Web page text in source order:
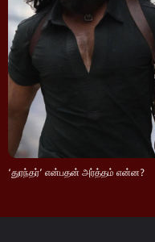
‘துரந்தர்’ என்பதன் அர்த்தம் என்ன?